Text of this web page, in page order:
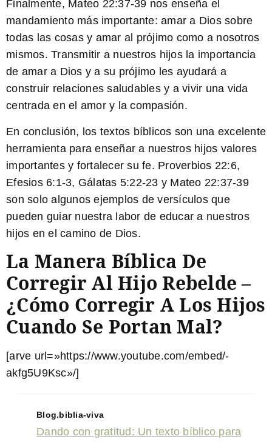
Finalmente, Mateo 22:37-39 nos enseña el
mandamiento más importante: amar a Dios sobre
todas las cosas y amar al prójimo como a nosotros
mismos. Transmitir a nuestros hijos la importancia
de amar a Dios y a su prójimo les ayudará a
construir relaciones saludables y a vivir una vida
centrada en el amor y la compasión.
En conclusión, los textos bíblicos son una excelente
herramienta para enseñar a nuestros hijos valores
importantes y fortalecer su fe. Proverbios 22:6,
Efesios 6:1-3, Gálatas 5:22-23 y Mateo 22:37-39
son solo algunos ejemplos de versículos que
pueden guiar nuestra labor de educar a nuestros
hijos en el camino de Dios.
La Manera Bíblica De
Corregir Al Hijo Rebelde –
¿Cómo Corregir A Los Hijos
Cuando Se Portan Mal?
[arve url=»https://www.youtube.com/embed/-
akfg5U9Ksc»/]
Blog.biblia-viva
Dando con gratitud: Un texto bíblico para